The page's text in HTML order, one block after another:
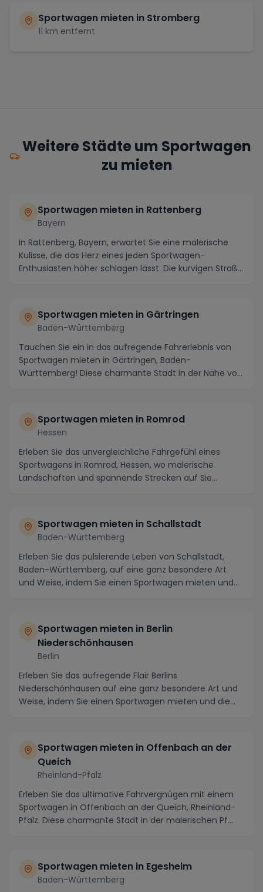
Sportwagen mieten in Stromberg
11 km entfernt
Weitere Städte um Sportwagen
zu mieten
Sportwagen mieten in Rattenberg
Bayern
In Rattenberg, Bayern, erwartet Sie eine malerische
Kulisse, die das Herz eines jeden Sportwagen-
Enthusiasten höher schlagen lässt. Die kurvigen Straß...
Sportwagen mieten in Gärtringen
Baden-Württemberg
Tauchen Sie ein in das aufregende Fahrerlebnis von
Sportwagen mieten in Gärtringen, Baden-
Württemberg! Diese charmante Stadt in der Nähe von
Sportwagen mieten in Romrod
Hessen
Erleben Sie das unvergleichliche Fahrgefühl eines
Sportwagens in Romrod, Hessen, wo malerische
Landschaften und spannende Strecken auf Sie
Sportwagen mieten in Schallstadt
Baden-Württemberg
Erleben Sie das pulsierende Leben von Schallstadt,
Baden-Württemberg, auf eine ganz besondere Art
und Weise, indem Sie einen Sportwagen mieten und
Sportwagen mieten in Berlin
Niederschönhausen
Berlin
Erleben Sie das aufregende Flair Berlins
Niederschönhausen auf eine ganz besondere Art und
Weise, indem Sie einen Sportwagen mieten und die
Sportwagen mieten in Offenbach an der
Queich
Rheinland-Pfalz
Erleben Sie das ultimative Fahrvergnügen mit einem
Sportwagen in Offenbach an der Queich, Rheinland-
Pfalz. Diese charmante Stadt in der malerischen Pf...
Sportwagen mieten in Egesheim
Baden-Württemberg